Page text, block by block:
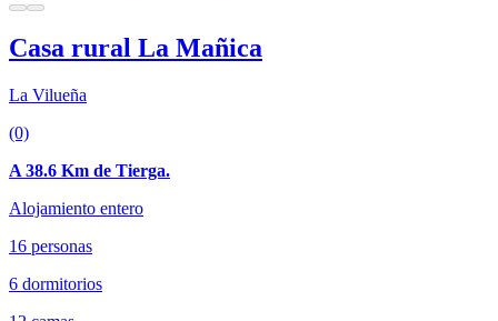
Casa rural La Mañica
La Vilueña
(0)
A 38.6 Km de Tierga.
Alojamiento entero
16 personas
6 dormitorios